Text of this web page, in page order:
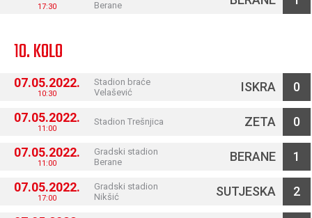
17:30 Berane
10. KOLO
07.05.2022.
10:30
Stadion braće
Velašević
ISKRA 0
07.05.2022.
11:00
Stadion Trešnjica ZETA 0
07.05.2022.
11:00
Gradski stadion
Berane
BERANE 1
07.05.2022.
17:00
Gradski stadion
Nikšić
SUTJESKA 2